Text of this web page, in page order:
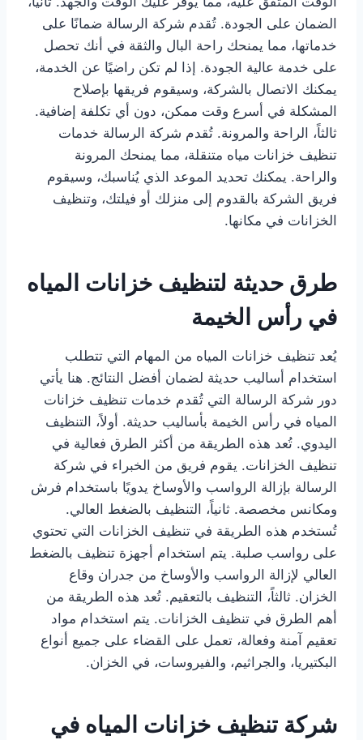
الضمان على الجودة. تُقدم شركة الرسالة ضمانًا على
خدماتها، مما يمنحك راحة البال والثقة في أنك تحصل
على خدمة عالية الجودة. إذا لم تكن راضيًا عن الخدمة،
يمكنك الاتصال بالشركة، وسيقوم فريقها بإصلاح
المشكلة في أسرع وقت ممكن، دون أي تكلفة إضافية.
ثالثاً، الراحة والمرونة. تُقدم شركة الرسالة خدمات
تنظيف خزانات مياه متنقلة، مما يمنحك المرونة
والراحة. يمكنك تحديد الموعد الذي يُناسبك، وسيقوم
فريق الشركة بالقدوم إلى منزلك أو فيلتك، وتنظيف
الخزانات في مكانها.
طرق حديثة لتنظيف خزانات المياه
في رأس الخيمة
يُعد تنظيف خزانات المياه من المهام التي تتطلب
استخدام أساليب حديثة لضمان أفضل النتائج. هنا يأتي
دور شركة الرسالة التي تُقدم خدمات تنظيف خزانات
المياه في رأس الخيمة بأساليب حديثة. أولاً، التنظيف
اليدوي. تُعد هذه الطريقة من أكثر الطرق فعالية في
تنظيف الخزانات. يقوم فريق من الخبراء في شركة
الرسالة بإزالة الرواسب والأوساخ يدويًا باستخدام فرش
ومكانس مخصصة. ثانياً، التنظيف بالضغط العالي.
تُستخدم هذه الطريقة في تنظيف الخزانات التي تحتوي
على رواسب صلبة. يتم استخدام أجهزة تنظيف بالضغط
العالي لإزالة الرواسب والأوساخ من جدران وقاع
الخزان. ثالثاً، التنظيف بالتعقيم. تُعد هذه الطريقة من
أهم الطرق في تنظيف الخزانات. يتم استخدام مواد
تعقيم آمنة وفعالة، تعمل على القضاء على جميع أنواع
البكتيريا، والجراثيم، والفيروسات، في الخزان.
شركة تنظيف خزانات المياه في